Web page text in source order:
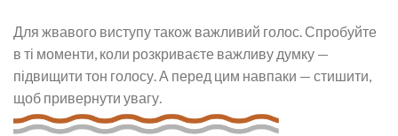
Для жвавого виступу також важливий голос. Спробуйте
в ті моменти, коли розкриваєте важливу думку —
підвищити тон голосу. А перед цим навпаки — стишити,
щоб привернути увагу.